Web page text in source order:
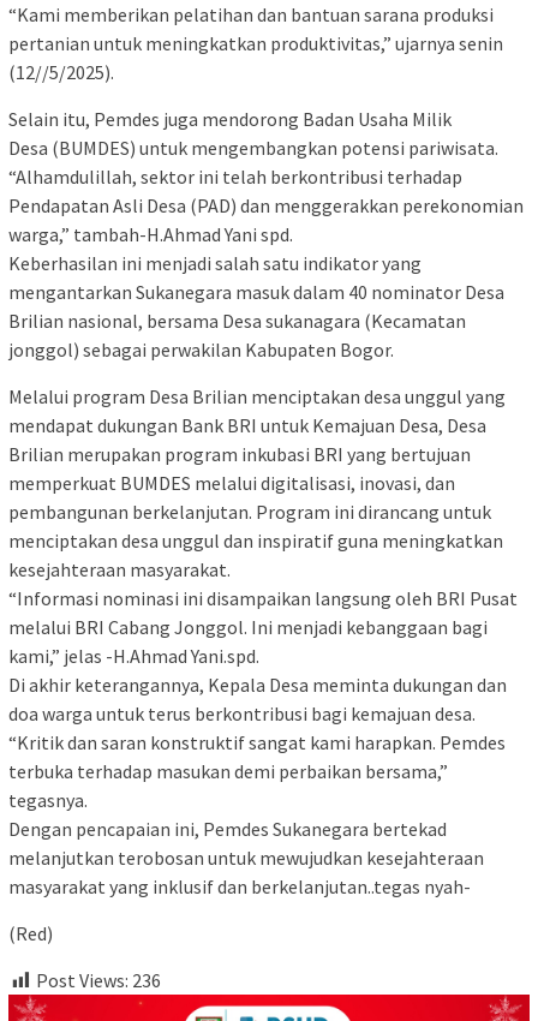
“Kami memberikan pelatihan dan bantuan sarana produksi
pertanian untuk meningkatkan produktivitas,” ujarnya senin
(12//5/2025).
Selain itu, Pemdes juga mendorong Badan Usaha Milik
Desa (BUMDES) untuk mengembangkan potensi pariwisata.
“Alhamdulillah, sektor ini telah berkontribusi terhadap
Pendapatan Asli Desa (PAD) dan menggerakkan perekonomian
warga,” tambah-H.Ahmad Yani spd.
Keberhasilan ini menjadi salah satu indikator yang
mengantarkan Sukanegara masuk dalam 40 nominator Desa
Brilian nasional, bersama Desa sukanagara (Kecamatan
jonggol) sebagai perwakilan Kabupaten Bogor.
Melalui program Desa Brilian menciptakan desa unggul yang
mendapat dukungan Bank BRI untuk Kemajuan Desa, Desa
Brilian merupakan program inkubasi BRI yang bertujuan
memperkuat BUMDES melalui digitalisasi, inovasi, dan
pembangunan berkelanjutan. Program ini dirancang untuk
menciptakan desa unggul dan inspiratif guna meningkatkan
kesejahteraan masyarakat.
“Informasi nominasi ini disampaikan langsung oleh BRI Pusat
melalui BRI Cabang Jonggol. Ini menjadi kebanggaan bagi
kami,” jelas -H.Ahmad Yani.spd.
Di akhir keterangannya, Kepala Desa meminta dukungan dan
doa warga untuk terus berkontribusi bagi kemajuan desa.
“Kritik dan saran konstruktif sangat kami harapkan. Pemdes
terbuka terhadap masukan demi perbaikan bersama,”
tegasnya.
Dengan pencapaian ini, Pemdes Sukanegara bertekad
melanjutkan terobosan untuk mewujudkan kesejahteraan
masyarakat yang inklusif dan berkelanjutan..tegas nyah-
(Red)
Post Views: 236